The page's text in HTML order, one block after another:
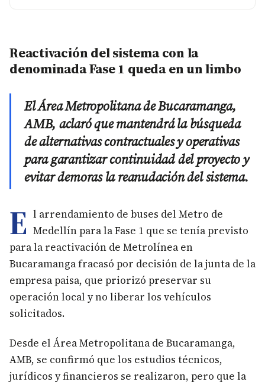
Reactivación del sistema con la
denominada Fase 1 queda en un limbo
El Área Metropolitana de Bucaramanga,
AMB, aclaró que mantendrá la búsqueda
de alternativas contractuales y operativas
para garantizar continuidad del proyecto y
evitar demoras la reanudación del sistema.
E l arrendamiento de buses del Metro de
Medellín para la Fase 1 que se tenía previsto
para la reactivación de Metrolínea en
Bucaramanga fracasó por decisión de la junta de la
empresa paisa, que priorizó preservar su
operación local y no liberar los vehículos
solicitados.
Desde el Área Metropolitana de Bucaramanga,
AMB, se confirmó que los estudios técnicos,
jurídicos y financieros se realizaron, pero que la